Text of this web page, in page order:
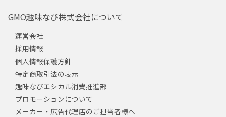
GMO趣味なび株式会社について
運営会社
採用情報
個人情報保護方針
特定商取引法の表示
趣味なびエシカル消費推進部
プロモーションについて
メーカー・広告代理店のご担当者様へ